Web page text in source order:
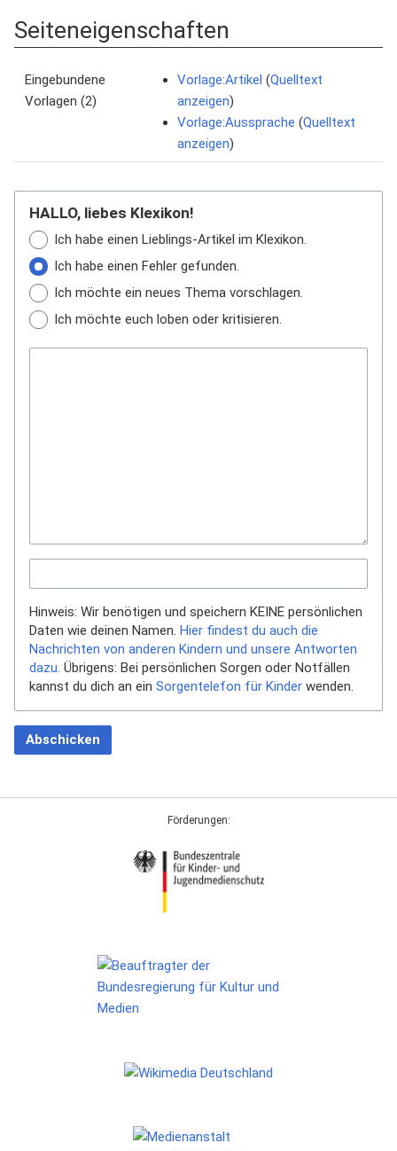
Seiteneigenschaften
Eingebundene
Vorlagen (2)
Vorlage:Artikel (Quelltext
anzeigen)
Vorlage:Aussprache (Quelltext
anzeigen)
HALLO, liebes Klexikon!
Ich habe einen Lieblings-Artikel im Klexikon.
Ich habe einen Fehler gefunden.
Ich möchte ein neues Thema vorschlagen.
Ich möchte euch loben oder kritisieren.
Hinweis: Wir benötigen und speichern KEINE persönlichen
Daten wie deinen Namen. Hier findest du auch die
Nachrichten von anderen Kindern und unsere Antworten
dazu. Übrigens: Bei persönlichen Sorgen oder Notfällen
kannst du dich an ein Sorgentelefon für Kinder wenden.
Abschicken
Förderungen: